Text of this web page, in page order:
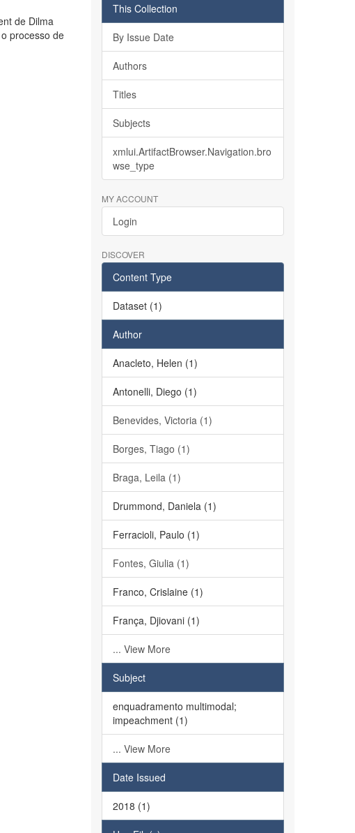
de Dilma
processo de
This Collection
By Issue Date
Authors
Titles
Subjects
xmlui.ArtifactBrowser.Navigation.bro
wse_type
MY ACCOUNT
Login
DISCOVER
Content Type
Dataset (1)
Author
Anacleto, Helen (1)
Antonelli, Diego (1)
Benevides, Victoria (1)
Borges, Tiago (1)
Braga, Leila (1)
Drummond, Daniela (1)
Ferracioli, Paulo (1)
Fontes, Giulia (1)
Franco, Crislaine (1)
França, Djiovani (1)
... View More
Subject
enquadramento multimodal;
impeachment (1)
... View More
Date Issued
2018 (1)